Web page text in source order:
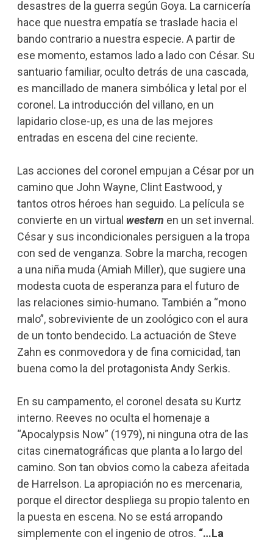
desastres de la guerra según Goya. La carnicería
hace que nuestra empatía se traslade hacia el
bando contrario a nuestra especie. A partir de
ese momento, estamos lado a lado con César. Su
santuario familiar, oculto detrás de una cascada,
es mancillado de manera simbólica y letal por el
coronel. La introducción del villano, en un
lapidario close-up, es una de las mejores
entradas en escena del cine reciente.
Las acciones del coronel empujan a César por un
camino que John Wayne, Clint Eastwood, y
tantos otros héroes han seguido. La película se
convierte en un virtual western en un set invernal.
César y sus incondicionales persiguen a la tropa
con sed de venganza. Sobre la marcha, recogen
a una niña muda (Amiah Miller), que sugiere una
modesta cuota de esperanza para el futuro de
las relaciones simio-humano. También a “mono
malo”, sobreviviente de un zoológico con el aura
de un tonto bendecido. La actuación de Steve
Zahn es conmovedora y de fina comicidad, tan
buena como la del protagonista Andy Serkis.
En su campamento, el coronel desata su Kurtz
interno. Reeves no oculta el homenaje a
“Apocalypsis Now” (1979), ni ninguna otra de las
citas cinematográficas que planta a lo largo del
camino. Son tan obvios como la cabeza afeitada
de Harrelson. La apropiación no es mercenaria,
porque el director despliega su propio talento en
la puesta en escena. No se está arropando
simplemente con el ingenio de otros. “…La